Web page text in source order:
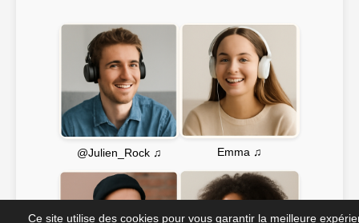
@Julien_Rock ♫ Emma ♫
Ce site utilise des cookies pour vous garantir la meilleure